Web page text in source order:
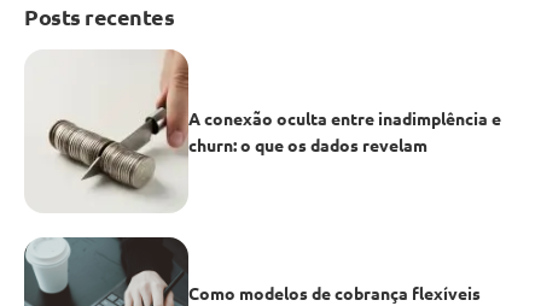
Posts recentes
A conexão oculta entre inadimplência e
churn: o que os dados revelam
Como modelos de cobrança flexíveis